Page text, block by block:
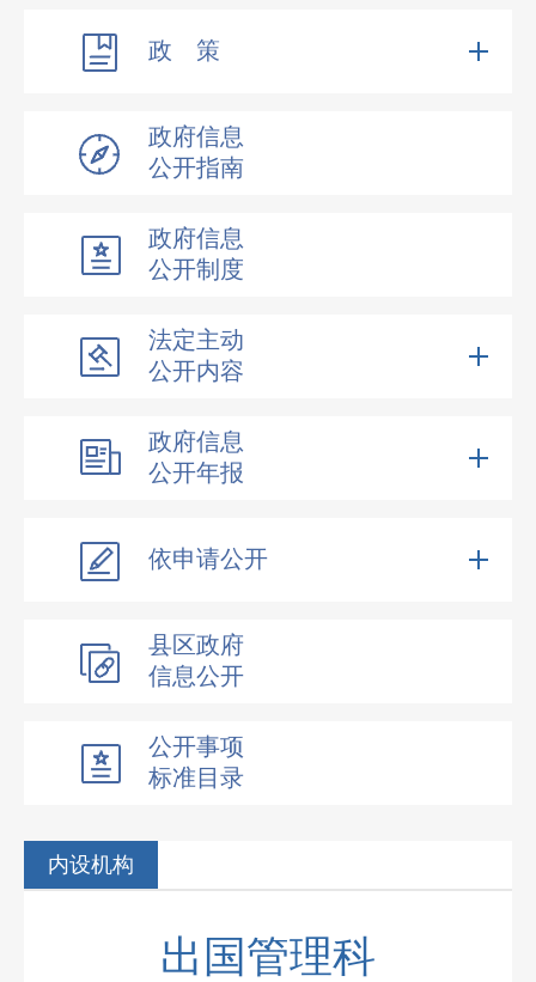
政 策
政府信息
公开指南
政府信息
公开制度
法定主动
公开内容
政府信息
公开年报
依申请公开
县区政府
信息公开
公开事项
标准目录
内设机构
出国管理科